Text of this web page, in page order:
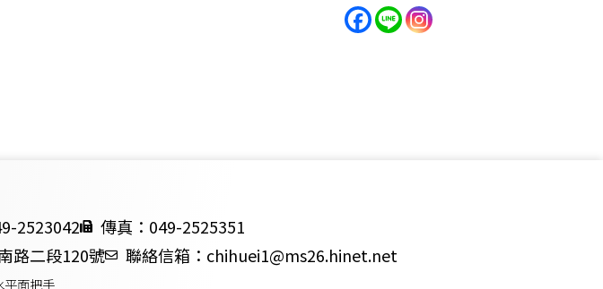
2523042
傳真：049-2525351
路二段120號
聯絡信箱：chihuei1@ms26.hinet.net
平面把手